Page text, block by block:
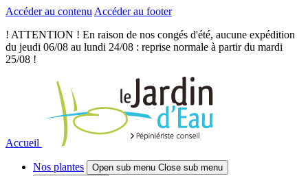
Accéder au contenu Accéder au footer
! ATTENTION ! En raison de nos congés d'été, aucune expédition
du jeudi 06/08 au lundi 24/08 : reprise normale à partir du mardi
25/08 !
Accueil
Nos plantes Open sub menu Close sub menu